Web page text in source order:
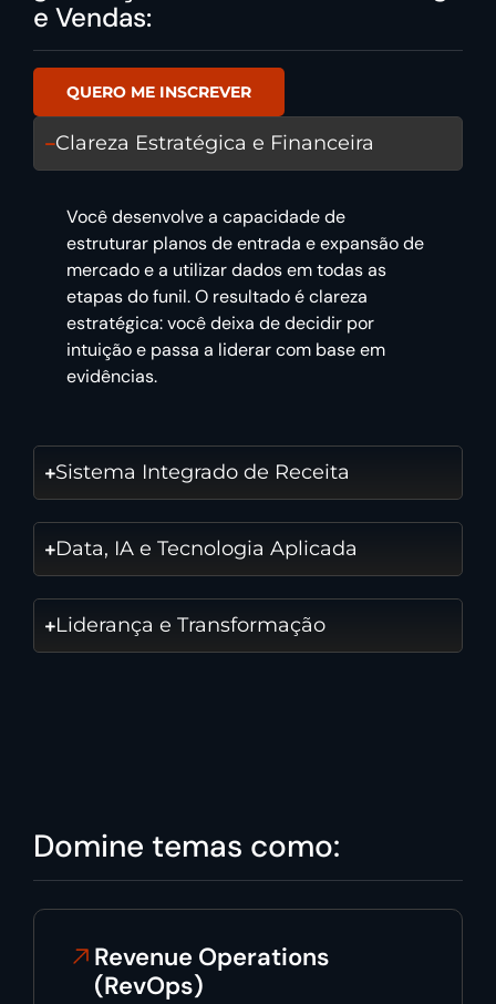
e Vendas:
QUERO ME INSCREVER
Clareza Estratégica e Financeira
Você desenvolve a capacidade de
estruturar planos de entrada e expansão de
mercado e a utilizar dados em todas as
etapas do funil. O resultado é clareza
estratégica: você deixa de decidir por
intuição e passa a liderar com base em
evidências.
Sistema Integrado de Receita
Data, IA e Tecnologia Aplicada
Liderança e Transformação
Domine temas como:
Revenue Operations
(RevOps)